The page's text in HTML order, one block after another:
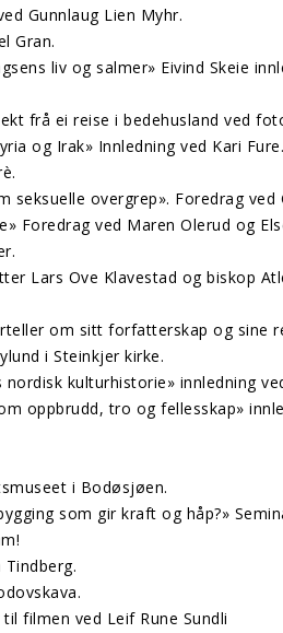
Gunnlaug Lien Myhr.
Gran.
liv og salmer» Eivind Skeie
frå ei reise i bedehusland ved
og Irak» Innledning ved Kari Fure.
overgrep». Foredrag ved
Foredrag ved Maren Olerud og
Lars Ove Klavestad og biskop
om sitt forfatterskap og sine
i Steinkjer kirke.
kulturhistorie» innledning
oppbrudd, tro og fellesskap»
i Bodøsjøen.
som gir kraft og håp?»
filmen ved Leif Rune Sundli